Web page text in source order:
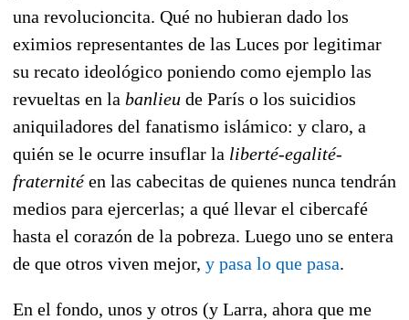
una revolucioncita. Qué no hubieran dado los
eximios representantes de las Luces por legitimar
su recato ideológico poniendo como ejemplo las
revueltas en la banlieu de París o los suicidios
aniquiladores del fanatismo islámico: y claro, a
quién se le ocurre insuflar la liberté-egalité-
fraternitéen las cabecitas de quienes nunca tendrán
medios para ejercerlas; a qué llevar el cibercafé
hasta el corazón de la pobreza. Luego uno se entera
de que otros viven mejor, y pasa lo que pasa.
En el fondo, unos y otros (y Larra, ahora que me